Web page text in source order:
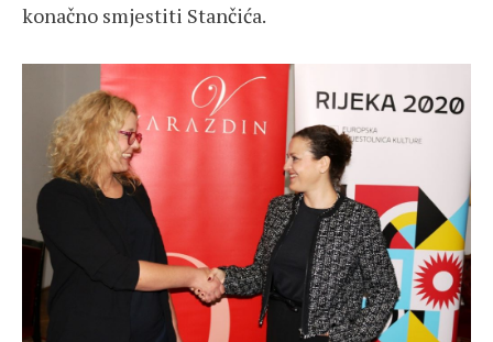
konačno smjestiti Stančića.